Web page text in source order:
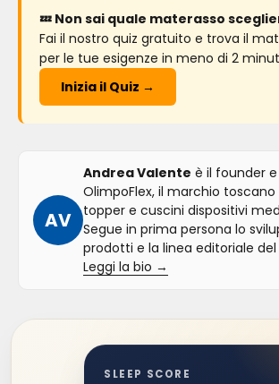
💤 Non sai quale materasso
Fai il nostro quiz gratuito e trova il
per le tue esigenze in meno di 2
Inizia il Quiz →
AV
Andrea Valente è il founder e
OlimpoFlex, il marchio
topper e cuscini dispositivi
Segue in prima persona lo
prodotti e la linea editoriale
Leggi la bio →
SLEEP SCORE